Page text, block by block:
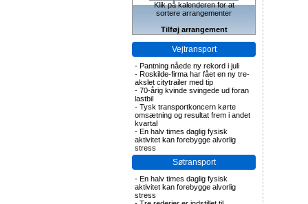
Klik på kalenderen for at
sortere arrangementer
Tilføj arrangement
Vejtransport
- Pantning nåede ny rekord i juli
- Roskilde-firma har fået en ny tre-
akslet citytrailer med tip
- 70-årig kvinde svingede ud foran
lastbil
- Tysk transportkoncern kørte
omsætning og resultat frem i andet
kvartal
- En halv times daglig fysisk
aktivitet kan forebygge alvorlig
stress
Søtransport
- En halv times daglig fysisk
aktivitet kan forebygge alvorlig
stress